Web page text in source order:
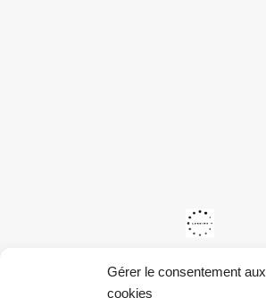
Gérer le consentement aux
cookies